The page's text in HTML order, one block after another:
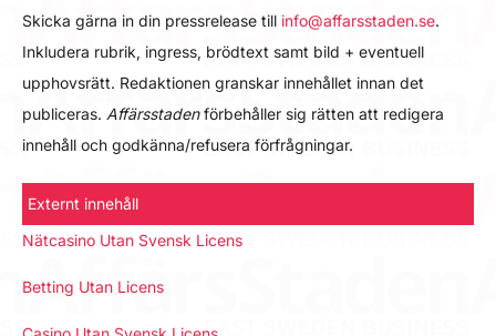
Skicka gärna in din pressrelease till info@affarsstaden.se.
Inkludera rubrik, ingress, brödtext samt bild + eventuell
upphovsrätt. Redaktionen granskar innehållet innan det
publiceras. Affärsstadenförbehåller sig rätten att redigera
innehåll och godkänna/refusera förfrågningar.
Externt innehåll
Nätcasino Utan Svensk Licens
Betting Utan Licens